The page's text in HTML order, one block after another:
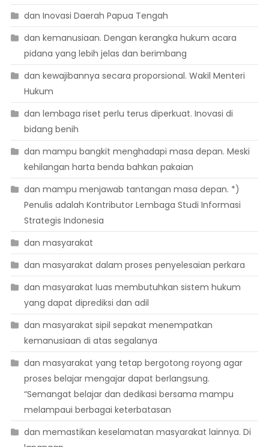
dan Inovasi Daerah Papua Tengah
dan kemanusiaan. Dengan kerangka hukum acara
pidana yang lebih jelas dan berimbang
dan kewajibannya secara proporsional. Wakil Menteri
Hukum
dan lembaga riset perlu terus diperkuat. Inovasi di
bidang benih
dan mampu bangkit menghadapi masa depan. Meski
kehilangan harta benda bahkan pakaian
dan mampu menjawab tantangan masa depan. *)
Penulis adalah Kontributor Lembaga Studi Informasi
Strategis Indonesia
dan masyarakat
dan masyarakat dalam proses penyelesaian perkara
dan masyarakat luas membutuhkan sistem hukum
yang dapat diprediksi dan adil
dan masyarakat sipil sepakat menempatkan
kemanusiaan di atas segalanya
dan masyarakat yang tetap bergotong royong agar
proses belajar mengajar dapat berlangsung.
“Semangat belajar dan dedikasi bersama mampu
melampaui berbagai keterbatasan
dan memastikan keselamatan masyarakat lainnya. Di